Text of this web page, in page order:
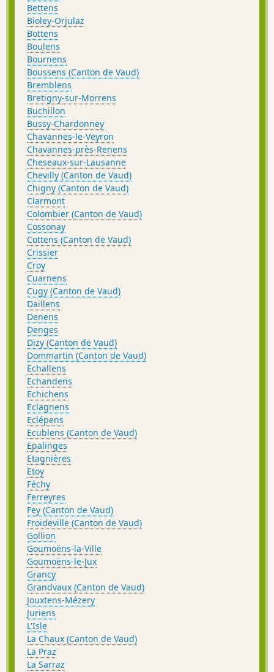
Bettens
Bioley-Orjulaz
Bottens
Boulens
Bournens
Boussens (Canton de Vaud)
Bremblens
Bretigny-sur-Morrens
Buchillon
Bussy-Chardonney
Chavannes-le-Veyron
Chavannes-près-Renens
Cheseaux-sur-Lausanne
Chevilly (Canton de Vaud)
Chigny (Canton de Vaud)
Clarmont
Colombier (Canton de Vaud)
Cossonay
Cottens (Canton de Vaud)
Crissier
Croy
Cuarnens
Cugy (Canton de Vaud)
Daillens
Denens
Denges
Dizy (Canton de Vaud)
Dommartin (Canton de Vaud)
Echallens
Echandens
Echichens
Eclagnens
Eclépens
Ecublens (Canton de Vaud)
Epalinges
Etagnières
Etoy
Féchy
Ferreyres
Fey (Canton de Vaud)
Froideville (Canton de Vaud)
Gollion
Goumoëns-la-Ville
Goumoëns-le-Jux
Grancy
Grandvaux (Canton de Vaud)
Jouxtens-Mézery
Juriens
L'Isle
La Chaux (Canton de Vaud)
La Praz
La Sarraz